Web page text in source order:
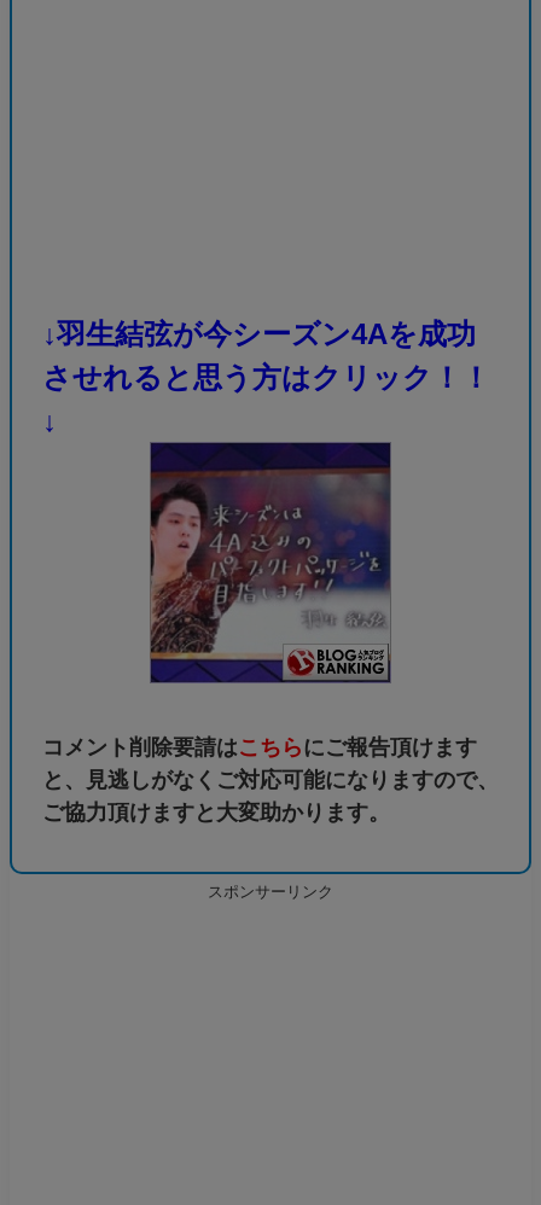
↓羽生結弦が今シーズン4Aを成功
させれると思う方はクリック！！
↓
コメント削除要請はこちら にご報告頂けます
と、見逃しがなくご対応可能になりますので、
ご協力頂けますと大変助かります。
スポンサーリンク